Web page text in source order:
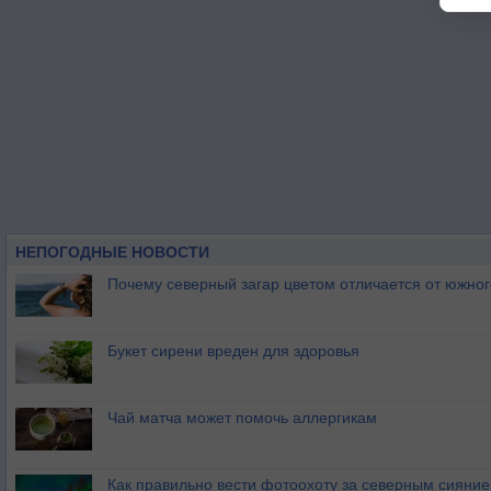
НЕПОГОДНЫЕ НОВОСТИ
Почему северный загар цветом отличается от
Букет сирени вреден для здоровья
Чай матча может помочь аллергикам
Как правильно вести фотоохоту за северным